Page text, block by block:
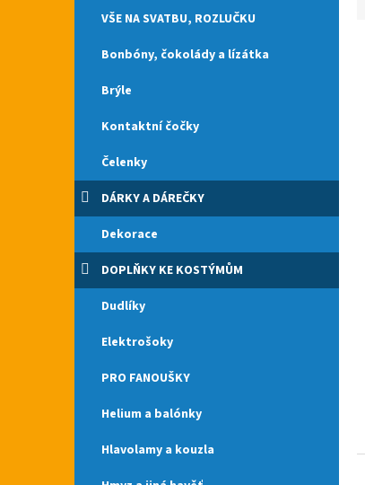
VŠE NA SVATBU, ROZLUČKU
Bonbóny, čokolády a lízátka
Brýle
Kontaktní čočky
Čelenky
DÁRKY A DÁREČKY
Dekorace
DOPLŇKY KE KOSTÝMŮM
Dudlíky
Elektrošoky
PRO FANOUŠKY
Helium a balónky
Hlavolamy a kouzla